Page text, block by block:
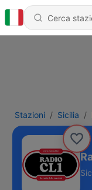
Stazioni Sicilia